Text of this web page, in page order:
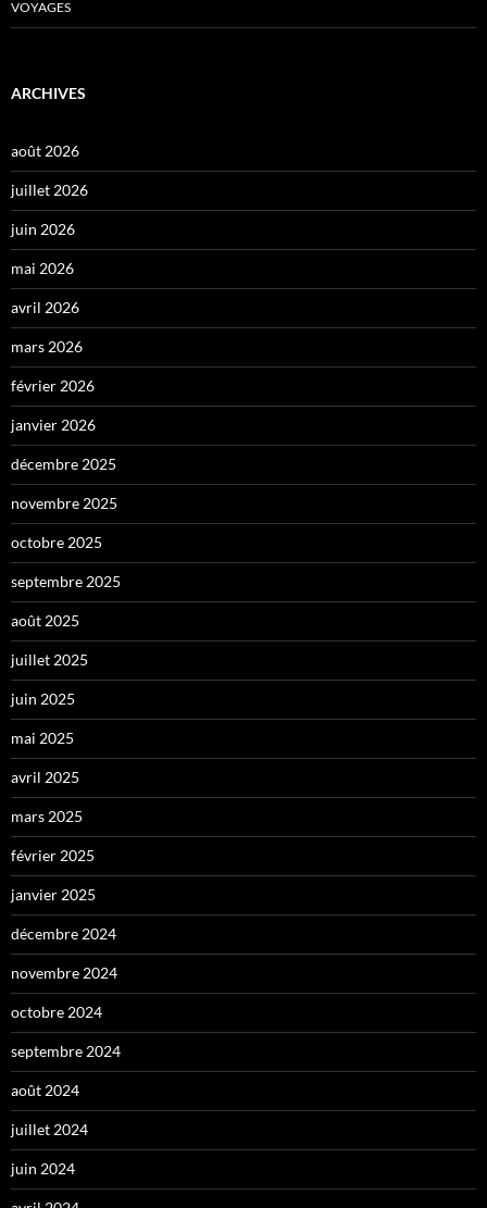
VOYAGES
ARCHIVES
août 2026
juillet 2026
juin 2026
mai 2026
avril 2026
mars 2026
février 2026
janvier 2026
décembre 2025
novembre 2025
octobre 2025
septembre 2025
août 2025
juillet 2025
juin 2025
mai 2025
avril 2025
mars 2025
février 2025
janvier 2025
décembre 2024
novembre 2024
octobre 2024
septembre 2024
août 2024
juillet 2024
juin 2024